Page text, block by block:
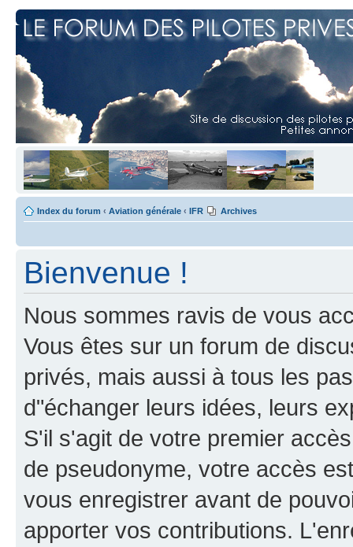
Index du forum ‹ Aviation générale ‹ IFR Archives
Bienvenue !
Nous sommes ravis de vous
Vous êtes sur un forum de
privés, mais aussi à tous les
d"échanger leurs idées, leurs
S'il s'agit de votre premier
de pseudonyme, votre accès
vous enregistrer avant de
apporter vos contributions.